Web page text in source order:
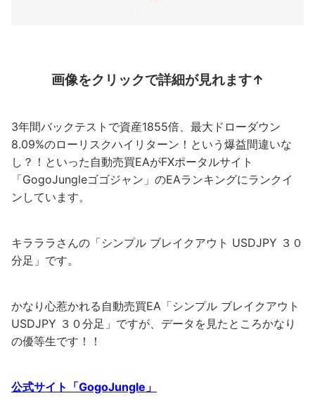
画像をクリックで詳細が見れます↑
3年間バックテストで資産1855倍、最大ドローダウン
8.09%のローリスクハイリターン！という爆益間違いな
し？！といった自動売買EAがFXポータルサイト
「GogoJungleゴゴジャン」のEAランキングにランクイ
ンしています。
キラララさんの「シンプル ブレイクアウト USDJPY ３０
分足」です。
かなり心惹かれる自動売買EA「シンプル ブレイクアウト
USDJPY ３０分足」ですが、データを見たところかなり
の優等生です！！
公式サイト「GogoJungle」